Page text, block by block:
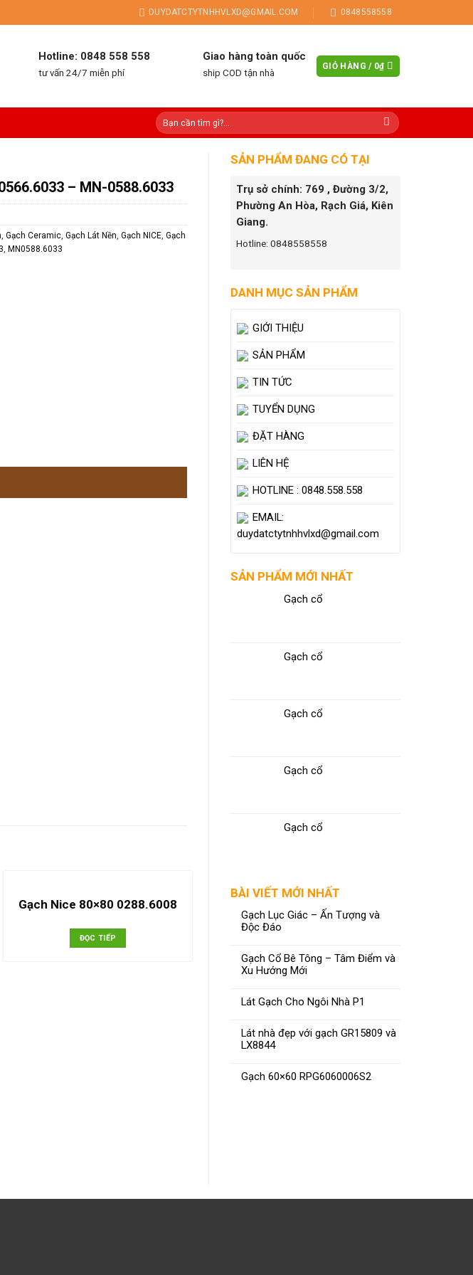
DUYDATCTYTNHHVLXD@GMAIL.COM 0848558558
Hotline: 0848 558 558
tư vấn 24/7 miễn phí
Giao hàng toàn quốc
ship COD tận nhà
GIỎ HÀNG / 0₫
– MN-0588.6033
, Gạch Ceramic, Gạch Lát Nền, Gạch NICE, Gạch
, MN0588.6033
Gạch Nice 80×80 0288.6008
ĐỌC TIẾP
Gạch CMC 80×80 LX8839
SẢN PHẨM ĐANG CÓ TẠI
Trụ sở chính: 769 , Đường 3/2,
Phường An Hòa, Rạch Giá, Kiên
Giang.
Hotline: 0848558558
DANH MỤC SẢN PHẨM
GIỚI THIỆU
SẢN PHẨM
TIN TỨC
TUYỂN DỤNG
ĐẶT HÀNG
LIÊN HỆ
HOTLINE : 0848.558.558
EMAIL:
duydatctytnhhvlxd@gmail.com
SẢN PHẨM MỚI NHẤT
Gạch cổ
Gạch cổ
Gạch cổ
Gạch cổ
Gạch cổ
BÀI VIẾT MỚI NHẤT
Gạch Lục Giác – Ấn Tượng và
Độc Đáo
Gạch Cổ Bê Tông – Tâm Điểm và
Xu Hướng Mới
Lát Gạch Cho Ngôi Nhà P1
Lát nhà đẹp với gạch GR15809 và
LX8844
Gạch 60×60 RPG6060006S2